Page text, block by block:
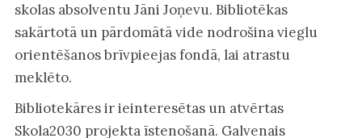
skolas absolventu Jāni Joņevu. Bibliotēkas
sakārtotā un pārdomātā vide nodrošina vieglu
orientēšanos brīvpieejas fondā, lai atrastu
meklēto.
Bibliotekāres ir ieinteresētas un atvērtas
Skola2030 projekta īstenošanā. Galvenais